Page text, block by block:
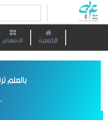
الرئيسية الاقسام
بالعلم